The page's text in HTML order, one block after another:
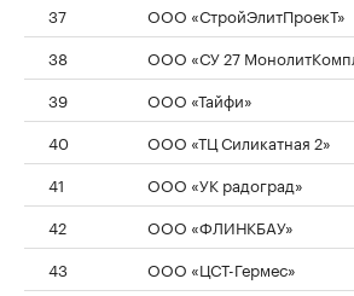
37
ООО «СтройЭлитПроекТ»
38
ООО «СУ 27
39
ООО «Тайфи»
40
ООО «ТЦ Силикатная 2»
41
ООО «УК радоград»
42
ООО «ФЛИНКБАУ»
43
ООО «ЦСТ-Гермес»